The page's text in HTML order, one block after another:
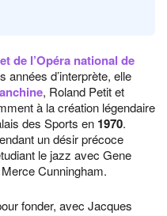
de l’Opéra national de
années d’interprète, elle
, Roland Petit et
à la création légendaire
des Sports en 1970.
un désir précoce
le jazz avec Gene
Cunningham.
fonder, avec Jacques